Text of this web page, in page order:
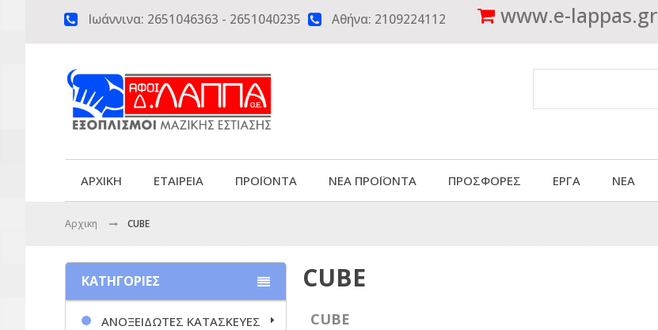
 Ιωάννινα: 2651046363 - 2651040235  Αθήνα: 2109224112 www.e-lappas.gr
ΑΡΧΙΚΗ ΕΤΑΙΡΕΙΑ ΠΡΟΪΟΝΤΑ ΝΕΑ ΠΡΟΪΟΝΤΑ ΠΡΟΣΦΟΡΕΣ ΕΡΓΑ ΝΕΑ
Αρχικη CUBE
CUBE
CUBE
ΚΑΤΗΓΟΡΙΕΣ
ΑΝΟΞΕΙΔΩΤΕΣ ΚΑΤΑΣΚΕΥΕΣ